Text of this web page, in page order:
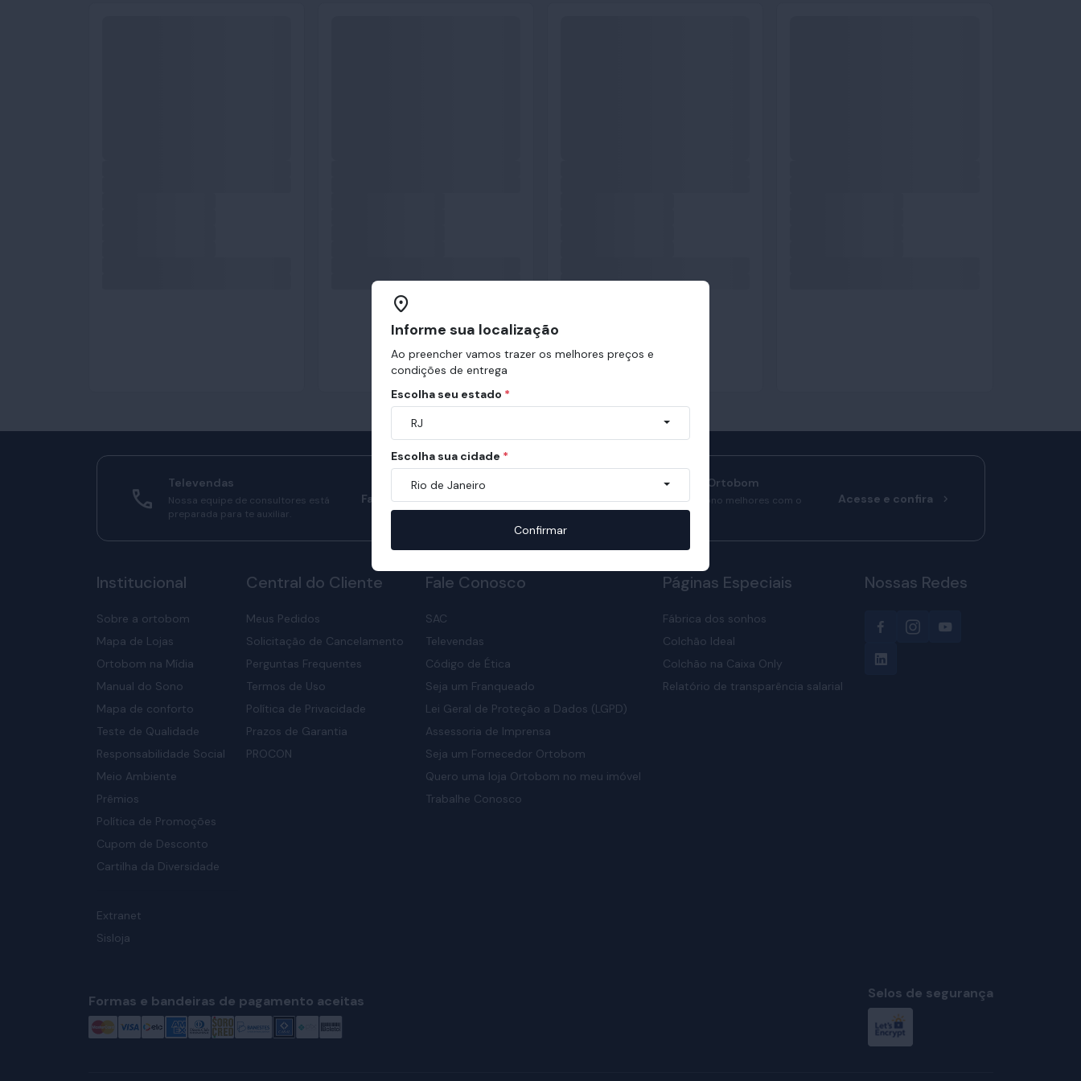
Televendas
Nossa equipe de consultores está
preparada para te auxiliar.
Fale com consultores
Manual do Sono Ortobom
Confira como ter sono melhores com o
nosso manual.
Acesse e confira
Institucional
Sobre a ortobom
Mapa de Lojas
Ortobom na Mídia
Manual do Sono
Mapa de conforto
Teste de Qualidade
Responsabilidade Social
Meio Ambiente
Prêmios
Política de Promoções
Cupom de Desconto
Cartilha da Diversidade
Extranet
Sisloja
Central do Cliente
Meus Pedidos
Solicitação de Cancelamento
Perguntas Frequentes
Termos de Uso
Política de Privacidade
Prazos de Garantia
PROCON
Fale Conosco
SAC
Televendas
Código de Ética
Seja um Franqueado
Lei Geral de Proteção a Dados (LGPD)
Assessoria de Imprensa
Seja um Fornecedor Ortobom
Quero uma loja Ortobom no meu imóvel
Trabalhe Conosco
Páginas Especiais
Fábrica dos sonhos
Colchão Ideal
Colchão na Caixa Only
Relatório de transparência salarial
Nossas Redes
Formas e bandeiras de pagamento aceitas Selos de segurança
Informe sua localização
Ao preencher vamos trazer os melhores preços e
condições de entrega
Escolha seu estado *
RJ
Escolha sua cidade *
Rio de Janeiro
Confirmar